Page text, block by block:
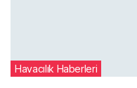
Havacılık Haberleri